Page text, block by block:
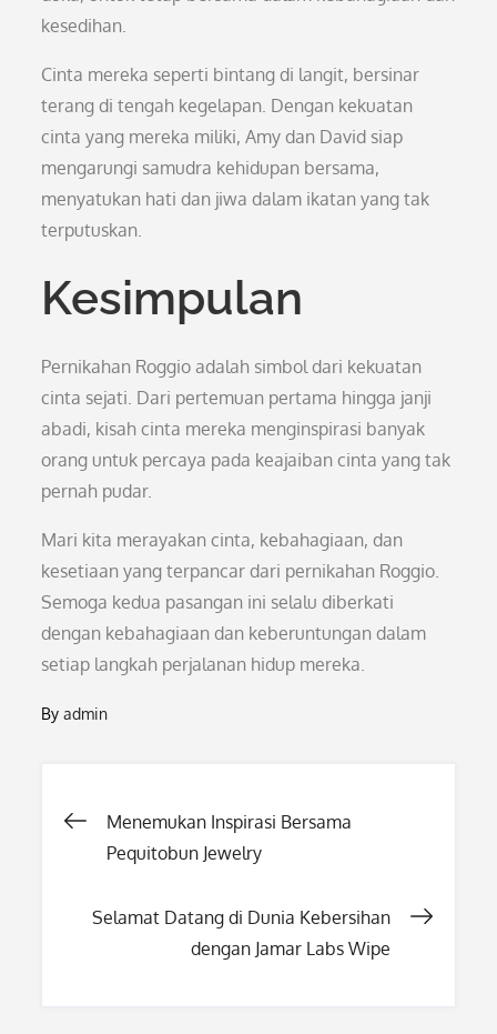
kesedihan.
Cinta mereka seperti bintang di langit, bersinar
terang di tengah kegelapan. Dengan kekuatan
cinta yang mereka miliki, Amy dan David siap
mengarungi samudra kehidupan bersama,
menyatukan hati dan jiwa dalam ikatan yang tak
terputuskan.
Kesimpulan
Pernikahan Roggio adalah simbol dari kekuatan
cinta sejati. Dari pertemuan pertama hingga janji
abadi, kisah cinta mereka menginspirasi banyak
orang untuk percaya pada keajaiban cinta yang tak
pernah pudar.
Mari kita merayakan cinta, kebahagiaan, dan
kesetiaan yang terpancar dari pernikahan Roggio.
Semoga kedua pasangan ini selalu diberkati
dengan kebahagiaan dan keberuntungan dalam
setiap langkah perjalanan hidup mereka.
Byadmin
Post
Menemukan Inspirasi Bersama
Pequitobun Jewelry
Selamat Datang di Dunia Kebersihan
dengan Jamar Labs Wipe